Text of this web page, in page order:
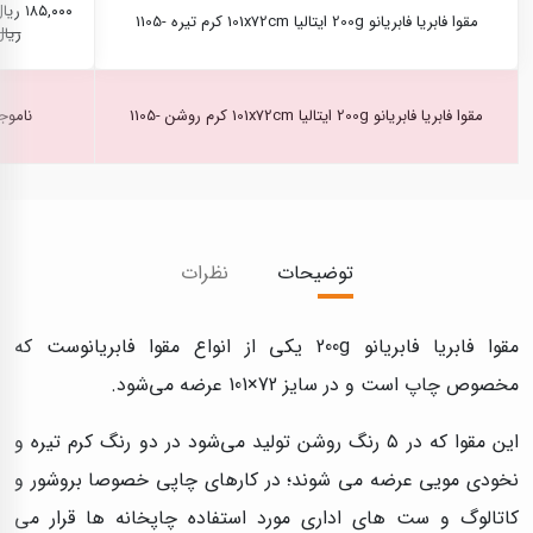
مقوا فابریا فابریانو 200g ایتالیا 101x72cm کرم تیره -1105
۱۸۵,۰۰۰ ریال
مقوا فابریا فابریانو 200g ایتالیا 101x72cm کرم روشن -1105
توضیحات نظرات
مقوا فابریا فابریانو 200g یکی از انواع مقوا فابریانوست که
مخصوص چاپ است و در سایز 72×101 عرضه می‌شود.
این مقوا که در ۵ رنگ روشن تولید می‌شود در دو رنگ کرم تیره و
نخودی مویی عرضه می شوند؛ در کارهای چاپی خصوصا بروشور و
کاتالوگ و ست های اداری مورد استفاده چاپخانه ها قرار می